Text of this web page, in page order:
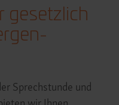
gesetzlich
Sprechstunde und